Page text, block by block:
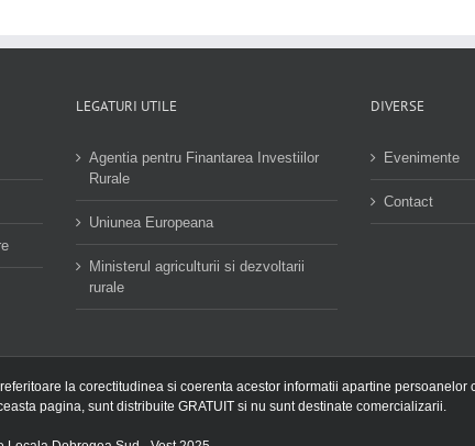
LEGATURI UTILE
Agentia pentru Finantarea Investiilor
Rurale
Uniunea Europeana
Ministerul agriculturii si dezvoltarii
rurale
DIVERSE
Evenimente
Contact
la corectitudinea si coerenta acestor informatii apartine persoanelor
pagina, sunt distribuite GRATUIT si nu sunt destinate comercializarii.